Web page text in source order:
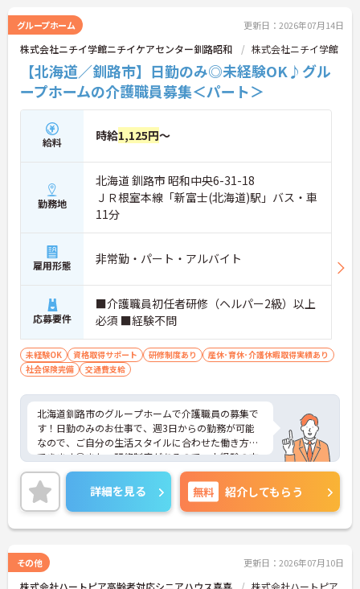
グループホーム 更新日：2026年07月14日
株式会社ニチイ学館ニチイケアセンター釧路昭和 株式会社ニチイ学館
【北海道／釧路市】日勤のみ◎未経験OK♪グル
ープホームの介護職員募集＜パート＞
給料 時給1,125円～
勤務地
北海道 釧路市 昭和中央6-31-18
ＪＲ根室本線「新富士(北海道)駅」バス・車
11分
雇用形態 非常勤・パート・アルバイト
応募要件
■介護職員初任者研修（ヘルパー2級）以上
必須 ■経験不問
未経験OK 資格取得サポート 研修制度あり
産休･育休･介護休暇取得実績あり
社会保険完備
交通費支給
北海道釧路市のグループホームで介護職員の募集で
す！日勤のみのお仕事で、週3日からの勤務が可能
なので、ご自分の生活スタイルに合わせた働き方が
できます◎また、研修制度があるので、未経験の方
でも安心です♪ご興味のある方は、面接ポイントを
お伝えしますので、お気軽にご連絡ください。
詳細を見る 無料 紹介してもらう
その他 更新日：2026年07月10日